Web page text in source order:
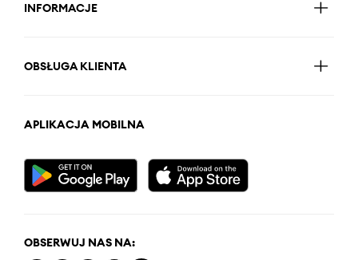
INFORMACJE
OBSŁUGA KLIENTA
APLIKACJA MOBILNA
OBSERWUJ NAS NA: